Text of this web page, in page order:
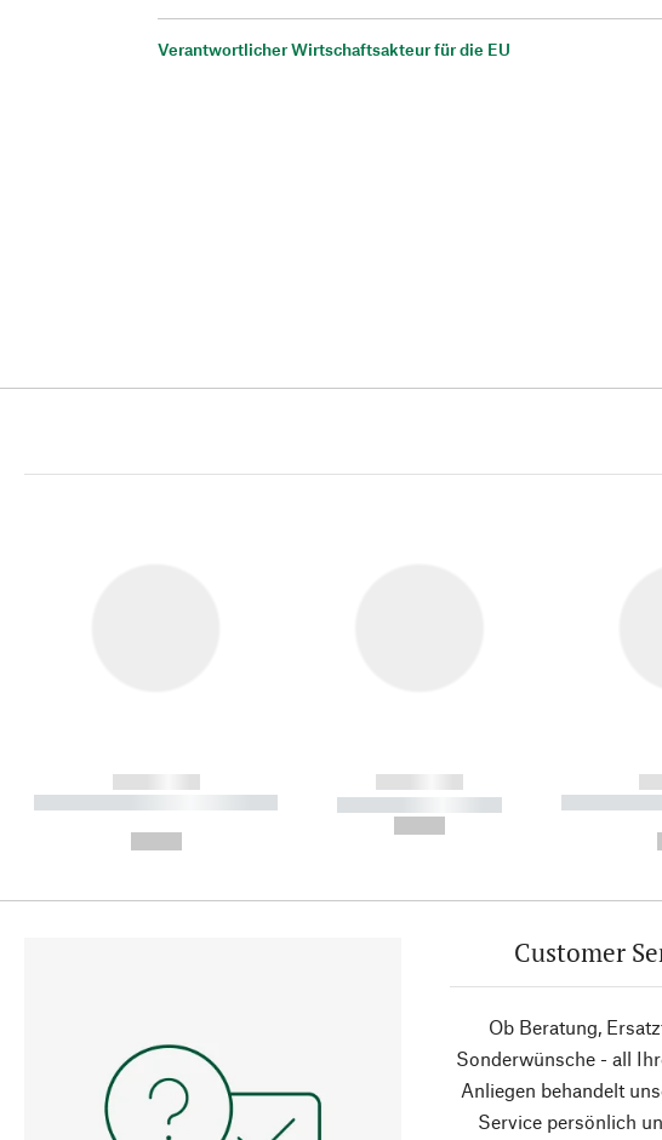
Verantwortlicher Wirtschaftsakteur für die EU
------------
----------- ----------- ----------
------------
----------- -----------
-----------
Customer
Ob Beratung,
Sonderwünsche - all
Anliegen behandelt
Service persönlich